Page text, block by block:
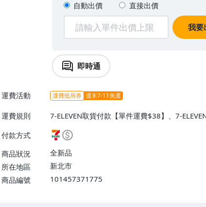
自動出價 直接出價
我要
即時通
運費活動 運費抵用券 週末7-11免運
運費規則
7-ELEVEN取貨付款【單件運費$38】、7-
$38】、郵局掛號【單件運費$60、滿20件或消
付款方式
商品狀況
全新品
所在地區
新北市
商品編號
101457371775